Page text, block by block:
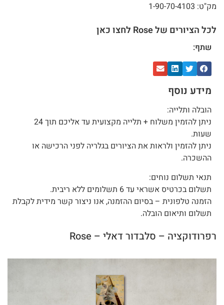
מק"ט: 1-90-70-4103
לכל הציורים של Rose לחצו כאן
שתף:
מידע נוסף
הובלה ותלייה:
ניתן להזמין משלוח + תלייה מקצועית עד אליכם תוך 24
שעות.
ניתן להזמין ולראות את הציורים בגלריה לפני הרכישה או
ההשכרה.
תנאי תשלום נוחים:
תשלום בכרטיס אשראי עד 6 תשלומים ללא ריבית.
הזמנה טלפונית – בסיום ההזמנה, אנו ניצור קשר מידית לקבלת
תשלום ותיאום הובלה.
רפרודוקציה – סלבדור דאלי – Rose